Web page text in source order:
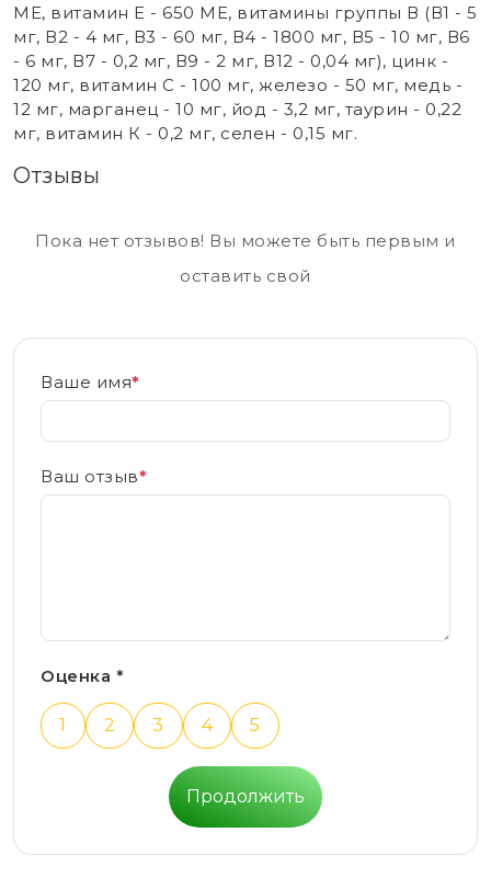
МЕ, витамин Е - 650 МЕ, витамины группы В (В1 - 5
мг, В2 - 4 мг, В3 - 60 мг, В4 - 1800 мг, В5 - 10 мг, В6
- 6 мг, В7 - 0,2 мг, В9 - 2 мг, В12 - 0,04 мг), цинк -
120 мг, витамин С - 100 мг, железо - 50 мг, медь -
12 мг, марганец - 10 мг, йод - 3,2 мг, таурин - 0,22
мг, витамин К - 0,2 мг, селен - 0,15 мг.
Отзывы
Пока нет отзывов! Вы можете быть первым и
оставить свой
Ваше имя*
Ваш отзыв*
Оценка *
1 2 3 4 5
Продолжить